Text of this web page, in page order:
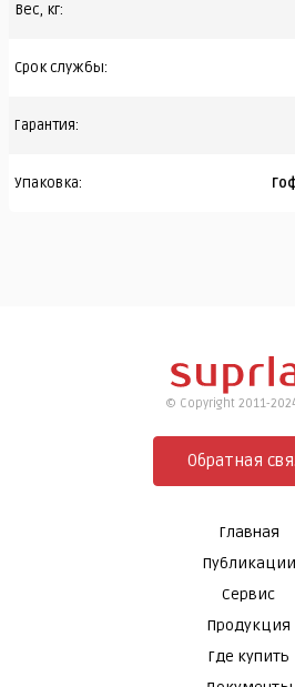
Вес, кг:
Срок службы:
Гарантия:
Упаковка:
© Copyright 2011-
Главная
Публикации
Сервис
Продукция
Где купить
Обратная